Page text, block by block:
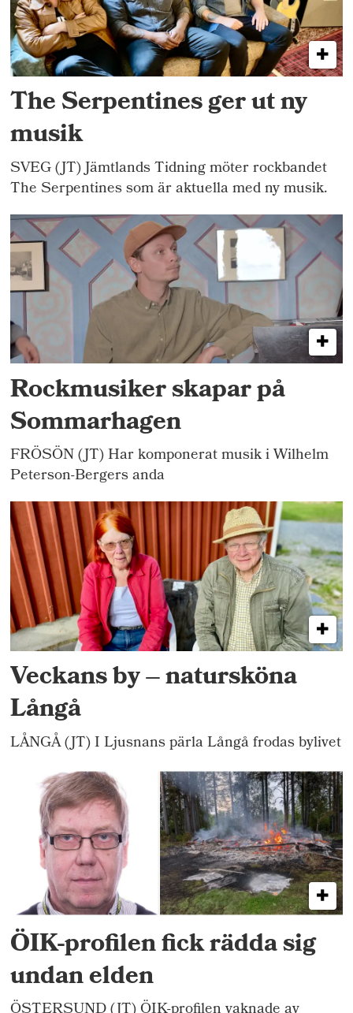
The Serpentines ger ut ny
musik
SVEG (JT) Jämtlands Tidning möter rockbandet
The Serpentines som är aktuella med ny musik.
Rockmusiker skapar på
Sommarhagen
FRÖSÖN (JT) Har komponerat musik i Wilhelm
Peterson-Bergers anda
Veckans by – natursköna
Långå
LÅNGÅ (JT) I Ljusnans pärla Långå frodas bylivet
ÖIK-profilen fick rädda sig
undan elden